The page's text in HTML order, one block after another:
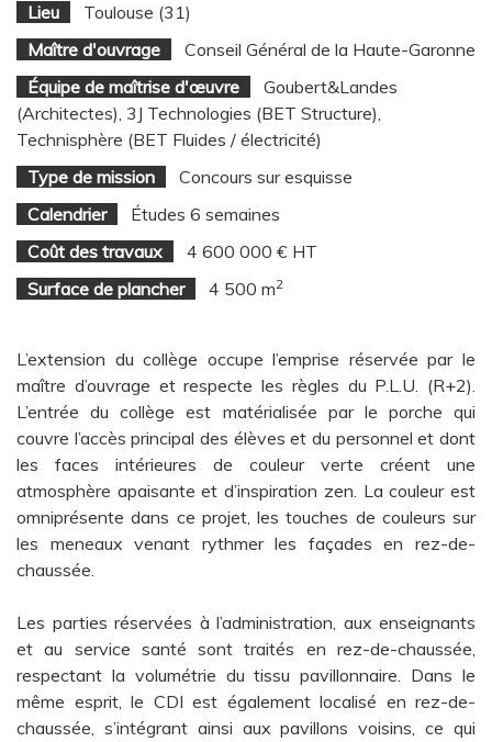
Lieu
Toulouse (31)
Maître d'ouvrage
Conseil Général de la Haute-Garonne
Équipe de maîtrise d'œuvre
Goubert&Landes
(Architectes), 3J Technologies (BET Structure),
Technisphère (BET Fluides / électricité)
Type de mission
Concours sur esquisse
Calendrier
Études 6 semaines
Coût des travaux
4 600 000 € HT
Surface de plancher
4 500 m2
L’extension du collège occupe l’emprise réservée par le
maître d’ouvrage et respecte les règles du P.L.U. (R+2).
L’entrée du collège est matérialisée par le porche qui
couvre l’accès principal des élèves et du personnel et dont
les faces intérieures de couleur verte créent une
atmosphère apaisante et d’inspiration zen. La couleur est
omniprésente dans ce projet, les touches de couleurs sur
les meneaux venant rythmer les façades en rez-de-
chaussée.
Les parties réservées à l’administration, aux enseignants
et au service santé sont traités en rez-de-chaussée,
respectant la volumétrie du tissu pavillonnaire. Dans le
même esprit, le CDI est également localisé en rez-de-
chaussée, s’intégrant ainsi aux pavillons voisins, ce qui